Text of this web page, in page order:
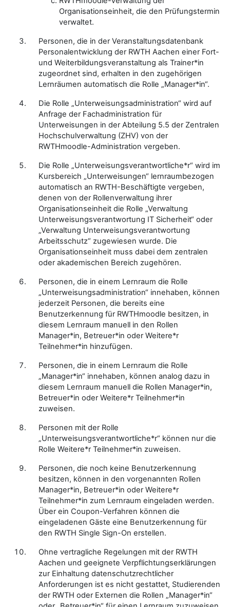
Organisationseinheit, die den Prüfungstermin
verwaltet.
Personen, die in der Veranstaltungsdatenbank
Personalentwicklung der RWTH Aachen einer Fort-
und Weiterbildungsveranstaltung als Trainer*in
zugeordnet sind, erhalten in den zugehörigen
Lernräumen automatisch die Rolle „Manager*in“.
Die Rolle „Unterweisungsadministration“ wird auf
Anfrage der Fachadministration für
Unterweisungen in der Abteilung 5.5 der Zentralen
Hochschulverwaltung (ZHV) von der
RWTHmoodle-Administration vergeben.
Die Rolle „Unterweisungsverantwortliche*r“ wird im
Kursbereich „Unterweisungen“ lernraumbezogen
automatisch an RWTH-Beschäftigte vergeben,
denen von der Rollenverwaltung ihrer
Organisationseinheit die Rolle „Verwaltung
Unterweisungsverantwortung IT Sicherheit“ oder
„Verwaltung Unterweisungsverantwortung
Arbeitsschutz“ zugewiesen wurde. Die
Organisationseinheit muss dabei dem zentralen
oder akademischen Bereich zugehören.
Personen, die in einem Lernraum die Rolle
„Unterweisungsadministration“ innehaben, können
jederzeit Personen, die bereits eine
Benutzerkennung für RWTHmoodle besitzen, in
diesem Lernraum manuell in den Rollen
Manager*in, Betreuer*in oder Weitere*r
Teilnehmer*in hinzufügen.
Personen, die in einem Lernraum die Rolle
„Manager*in“ innehaben, können analog dazu in
diesem Lernraum manuell die Rollen Manager*in,
Betreuer*in oder Weitere*r Teilnehmer*in
zuweisen.
Personen mit der Rolle
„Unterweisungsverantwortliche*r“ können nur die
Rolle Weitere*r Teilnehmer*in zuweisen.
Personen, die noch keine Benutzerkennung
besitzen, können in den vorgenannten Rollen
Manager*in, Betreuer*in oder Weitere*r
Teilnehmer*in zum Lernraum eingeladen werden.
Über ein Coupon-Verfahren können die
eingeladenen Gäste eine Benutzerkennung für
den RWTH Single Sign-On erstellen.
Ohne vertragliche Regelungen mit der RWTH
Aachen und geeignete Verpflichtungserklärungen
zur Einhaltung datenschutzrechtlicher
Anforderungen ist es nicht gestattet, Studierenden
der RWTH oder Externen die Rollen „Manager*in“